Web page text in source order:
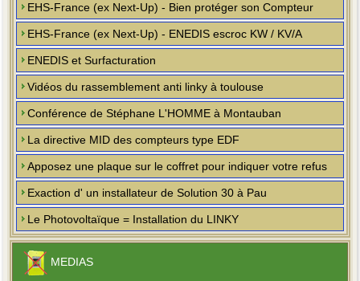
EHS-France (ex Next-Up) - Bien protéger son Compteur
EHS-France (ex Next-Up) - ENEDIS escroc KW / KV/A
ENEDIS et Surfacturation
Vidéos du rassemblement anti linky à toulouse
Conférence de Stéphane L'HOMME à Montauban
La directive MID des compteurs type EDF
Apposez une plaque sur le coffret pour indiquer votre refus
Exaction d' un installateur de Solution 30 à Pau
Le Photovoltaïque = Installation du LINKY
MEDIAS